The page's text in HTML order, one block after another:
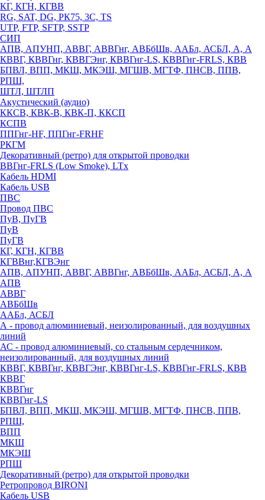
КГ, КГН, КГВВ
RG, SAT, DG, РК75, 3С, TS
UTP, FTP, SFTP, SSTP
СИП
АПВ, АПУНП, АВВГ, АВВГнг, АВБбШв, ААБл, АСБЛ, А, А
КВВГ, КВВГнг, КВВГЭнг, КВВГнг-LS, КВВГнг-FRLS, КВВ
БПВЛ, ВПП, МКШ, МКЭШ, МГШВ, МГТФ, ПНСВ, ППВ,
РПШ,
ШТЛ, ШТЛП
Акустический (аудио)
ККСВ, КВК-В, КВК-П, ККСП
КСПВ
ППГнг-HF, ППГнг-FRHF
РКГМ
Декоративный (ретро) для открытой проводки
ВВГнг-FRLS (Low Smoke), LTx
Кабель HDMI
Кабель USB
ПВС
Провод ПВС
ПуВ, ПуГВ
ПуВ
ПуГВ
КГ, КГН, КГВВ
КГВВнг,КГВЭнг
АПВ, АПУНП, АВВГ, АВВГнг, АВБбШв, ААБл, АСБЛ, А, А
АПВ
АВВГ
АВБбШв
ААБл, АСБЛ
А - провод алюминиевый, неизолированный, для воздушных
линий
АС - провод алюминиевый, со стальным сердечником,
неизолированный, для воздушных линий
КВВГ, КВВГнг, КВВГЭнг, КВВГнг-LS, КВВГнг-FRLS, КВВ
КВВГ
КВВГнг
КВВГнг-LS
БПВЛ, ВПП, МКШ, МКЭШ, МГШВ, МГТФ, ПНСВ, ППВ,
РПШ,
ВПП
МКШ
МКЭШ
РПШ
Декоративный (ретро) для открытой проводки
Ретропровод BIRONI
Кабель USB